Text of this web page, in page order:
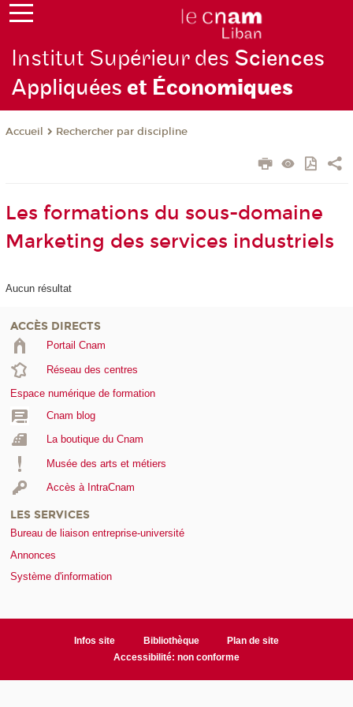
Institut Supérieur des Sciences
Appliquéeset Économiques
Accueil Rechercher par discipline
Les formations du sous-domaine
Marketing des services industriels
Aucun résultat
ACCÈS DIRECTS
Portail Cnam
Réseau des centres
Espace numérique de formation
Cnam blog
La boutique du Cnam
Musée des arts et métiers
Accès à IntraCnam
LES SERVICES
Bureau de liaison entreprise-université
Annonces
Système d'information
Infos site Bibliothèque
Plan de site
Accessibilité: non conforme